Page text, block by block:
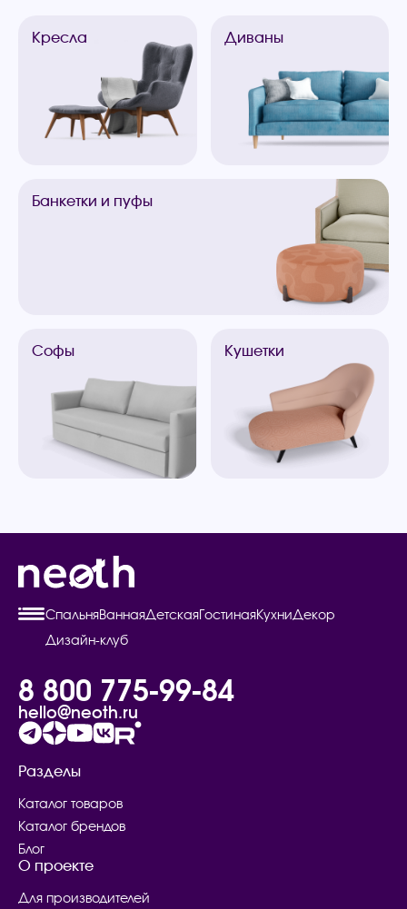
Кресла Диваны
Банкетки и пуфы
Софы Кушетки
СпальняВаннаяДетскаяГостинаяКухниДекор
Дизайн-клуб
8 800 775-99-84
hello@neoth.ru
Разделы
Каталог товаров
Каталог брендов
Блог
О проекте
Для производителей